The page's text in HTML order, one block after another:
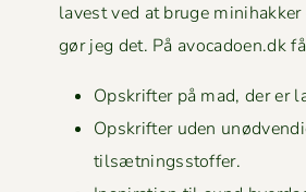
lavest ved at bruge
gør jeg det. På avocadoen.dk
Opskrifter på mad, der er
Opskrifter uden
tilsætningsstoffer.